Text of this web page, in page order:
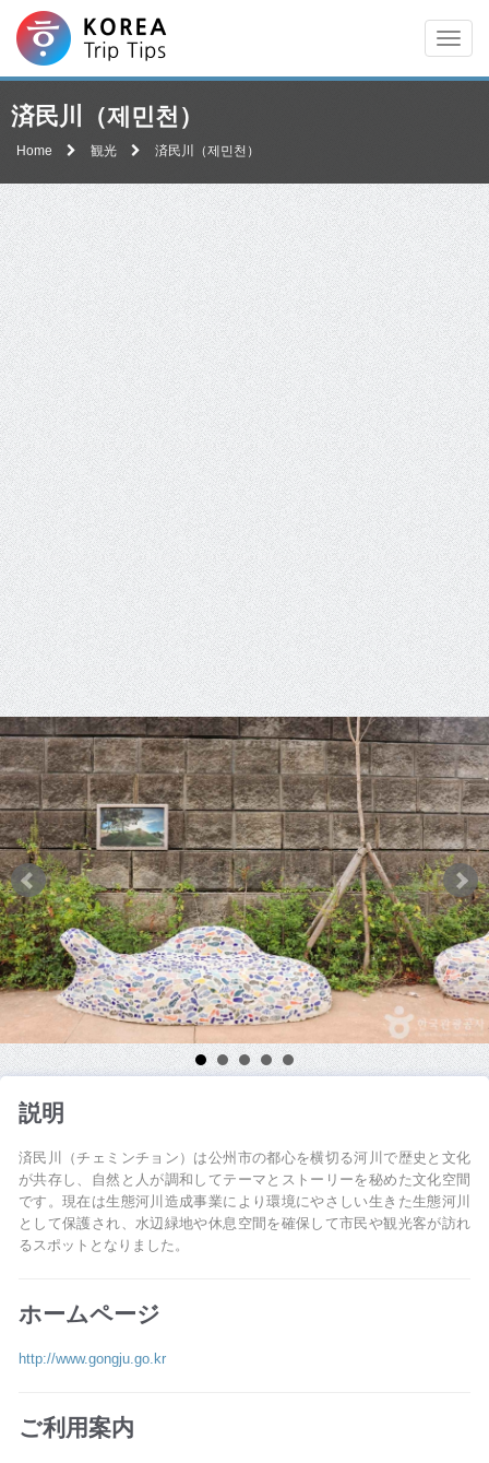
済民川（제민천）
Home 観光 済民川（제민천）
説明
済民川（チェミンチョン）は公州市の都心を横切る河川で歴史と文化
が共存し、自然と人が調和してテーマとストーリーを秘めた文化空間
です。現在は生態河川造成事業により環境にやさしい生きた生態河川
として保護され、水辺緑地や休息空間を確保して市民や観光客が訪れ
るスポットとなりました。
ホームページ
http://www.gongju.go.kr
ご利用案内